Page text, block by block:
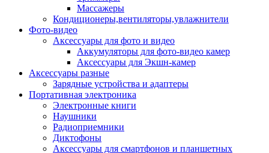
Массажеры
Кондиционеры,вентиляторы,увлажнители
Фото-видео
Аксессуары для фото и видео
Аккумуляторы для фото-видео камер
Аксессуары для Экшн-камер
Аксессуары разные
Зарядные устройства и адаптеры
Портативная электроника
Электронные книги
Наушники
Радиоприемники
Диктофоны
Аксессуары для смартфонов и планшетных